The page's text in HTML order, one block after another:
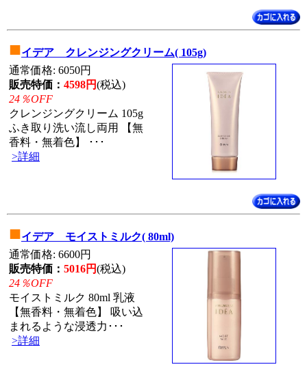
■イデア クレンジングクリーム( 105g)
通常価格: 6050円
販売特価： 4598円(税込)
24％OFF
クレンジングクリーム 105g
ふき取り洗い流し両用 【無
香料・無着色】 ･･･
>詳細
■イデア モイストミルク( 80ml)
通常価格: 6600円
販売特価： 5016円(税込)
24％OFF
モイストミルク 80ml 乳液
【無香料・無着色】 吸い込
まれるような浸透力･･･
>詳細